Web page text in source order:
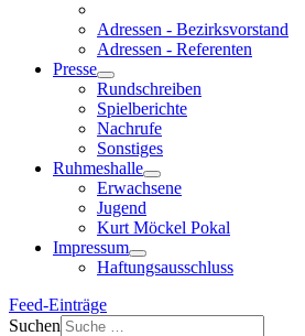
Adressen - Bezirksvorstand
Adressen - Referenten
Presse
Rundschreiben
Spielberichte
Nachrufe
Sonstiges
Ruhmeshalle
Erwachsene
Jugend
Kurt Möckel Pokal
Impressum
Haftungsausschluss
Feed-Einträge
Suchen